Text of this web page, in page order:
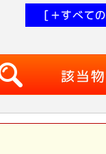
[＋すべて
該当